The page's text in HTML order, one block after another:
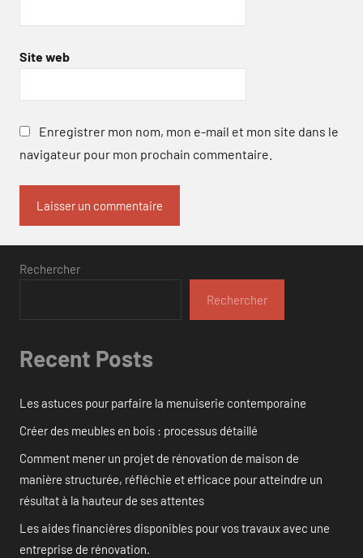
Site web
Enregistrer mon nom, mon e-mail et mon site dans le
navigateur pour mon prochain commentaire.
Rechercher
Rechercher
Recent Posts
Les astuces pour parfaire la menuiserie contemporaine
Créer des meubles en bois : processus détaillé
Comment mener un projet de rénovation de maison de
manière structurée, réfléchie et efficace pour atteindre un
résultat à la hauteur de ses attentes
Les aides financières disponibles pour vos travaux avec une
entreprise de rénovation.